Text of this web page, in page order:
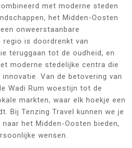
met moderne steden
het Midden-Oosten
onweerstaanbare
regio is doordrenkt van
teruggaan tot de oudheid, en
moderne stedelijke centra die
Van de betovering van
Wadi Rum woestijn tot de
markten, waar elk hoekje een
Bij Tenzing Travel kunnen we je
het Midden-Oosten bieden,
wensen.